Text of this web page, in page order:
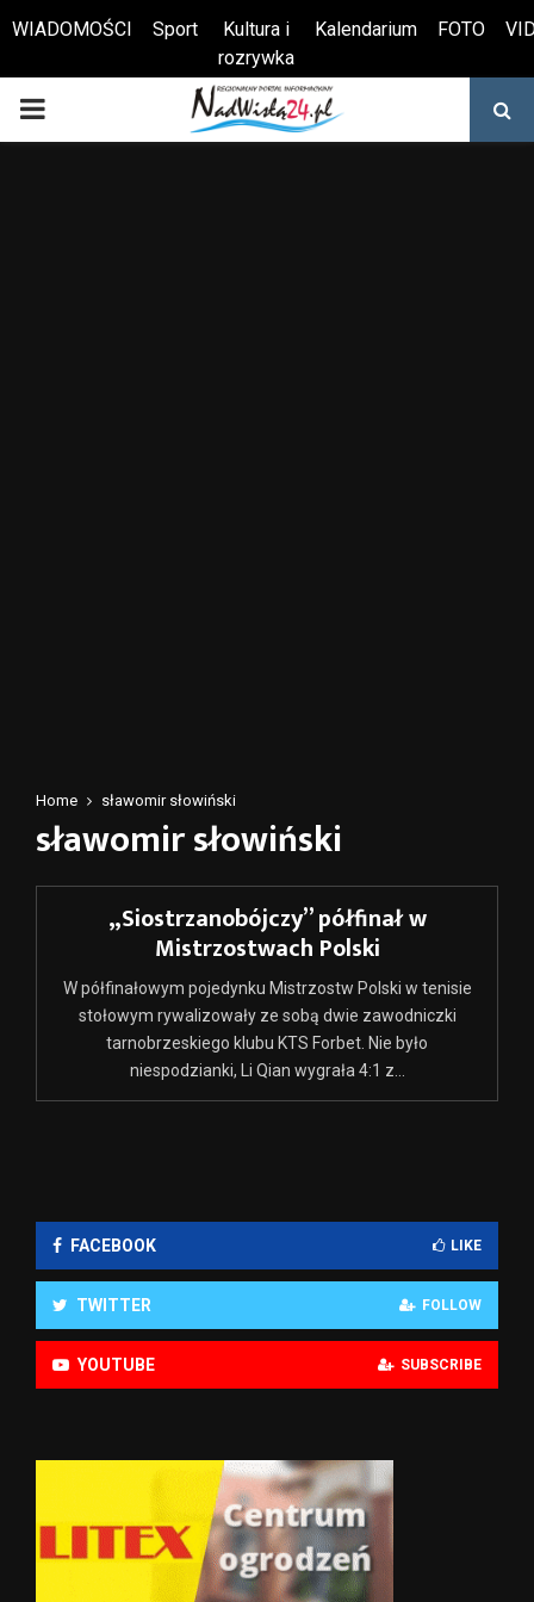
Otwórz pasek narzędzi
WIADOMOŚCI Sport
Kultura i
rozrywka
Kalendarium FOTO
PRIMARY
Home sławomir słowiński
sławomir słowiński
„Siostrzanobójczy” półfinał w
Mistrzostwach Polski
W półfinałowym pojedynku Mistrzostw Polski w tenisie
stołowym rywalizowały ze sobą dwie zawodniczki
tarnobrzeskiego klubu KTS Forbet. Nie było
niespodzianki, Li Qian wygrała 4:1 z...
FACEBOOK LIKE
TWITTER FOLLOW
YOUTUBE SUBSCRIBE